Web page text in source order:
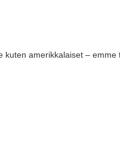
kuten amerikkalaiset –